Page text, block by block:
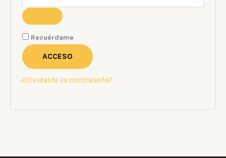
Recuérdame
ACCESO
¿Olvidaste la contraseña?